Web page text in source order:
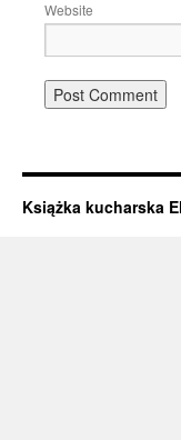
Website
Książka kucharska